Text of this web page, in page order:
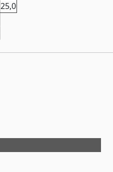
25,0